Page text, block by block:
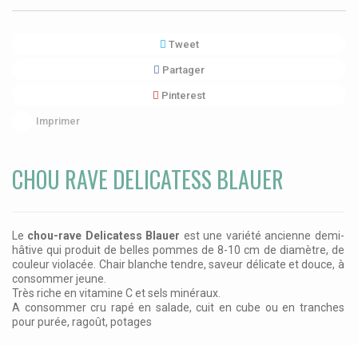
Tweet
Partager
Pinterest
Imprimer
CHOU RAVE DELICATESS BLAUER
Le chou-rave Delicatess Blauer est une variété ancienne demi-
hâtive qui produit de belles pommes de 8-10 cm de diamètre, de
couleur violacée. Chair blanche tendre, saveur délicate et douce, à
consommer jeune.
Très riche en vitamine C et sels minéraux.
A consommer cru rapé en salade, cuit en cube ou en tranches
pour purée, ragoût, potages